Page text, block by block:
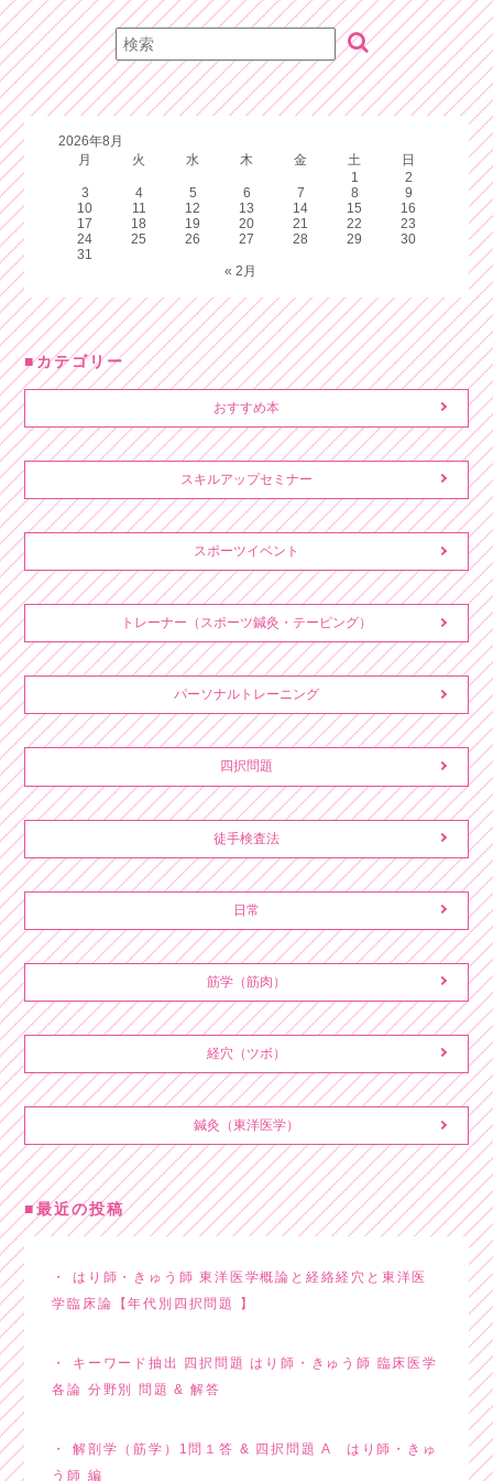
2026年8月
月
火 水 木 金 土
日
1
2
3
4 5 6 7 8
9
10
11 12 13 14 15
16
17
18 19 20 21 22
23
24
25 26 27 28 29
30
31
« 2月
カテゴリー
おすすめ本
スキルアップセミナー
スポーツイベント
トレーナー（スポーツ鍼灸・テーピング）
パーソナルトレーニング
四択問題
徒手検査法
日常
筋学（筋肉）
経穴（ツボ）
鍼灸（東洋医学）
最近の投稿
はり師・きゅう師 東洋医学概論と経絡経穴と東洋医
学臨床論【年代別四択問題 】
キーワード抽出 四択問題 はり師・きゅう師 臨床医学
各論 分野別 問題 & 解答
解剖学（筋学）1問１答 & 四択問題 A はり師・きゅ
う師 編